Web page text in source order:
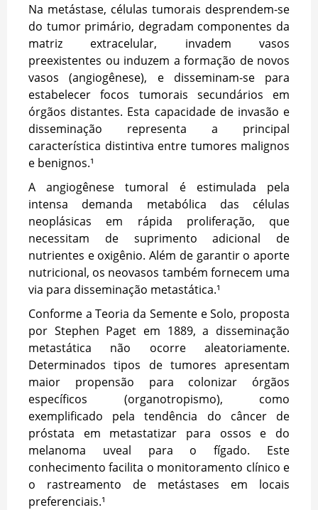
Na metástase, células tumorais desprendem-se
do tumor primário, degradam componentes da
matriz extracelular, invadem vasos
preexistentes ou induzem a formação de novos
vasos (angiogênese), e disseminam-se para
estabelecer focos tumorais secundários em
órgãos distantes. Esta capacidade de invasão e
disseminação representa a principal
característica distintiva entre tumores malignos
e benignos.¹
A angiogênese tumoral é estimulada pela
intensa demanda metabólica das células
neoplásicas em rápida proliferação, que
necessitam de suprimento adicional de
nutrientes e oxigênio. Além de garantir o aporte
nutricional, os neovasos também fornecem uma
via para disseminação metastática.¹
Conforme a Teoria da Semente e Solo, proposta
por Stephen Paget em 1889, a disseminação
metastática não ocorre aleatoriamente.
Determinados tipos de tumores apresentam
maior propensão para colonizar órgãos
específicos (organotropismo), como
exemplificado pela tendência do câncer de
próstata em metastatizar para ossos e do
melanoma uveal para o fígado. Este
conhecimento facilita o monitoramento clínico e
o rastreamento de metástases em locais
preferenciais.¹